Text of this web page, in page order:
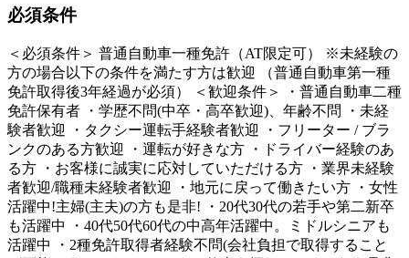
必須条件
＜必須条件＞ 普通自動車一種免許（AT限定可） ※未経験の
方の場合以下の条件を満たす方は歓迎 （普通自動車第一種
免許取得後3年経過が必須） ＜歓迎条件＞ ・普通自動車二種
免許保有者 ・学歴不問(中卒・高卒歓迎)、年齢不問 ・未経
験者歓迎 ・タクシー運転手経験者歓迎 ・フリーター / ブラ
ンクのある方歓迎 ・運転が好きな方 ・ドライバー経験のあ
る方 ・お客様に誠実に応対していただける方 ・業界未経験
者歓迎/職種未経験者歓迎 ・地元に戻って働きたい方 ・女性
活躍中!主婦(主夫)の方も是非! ・20代30代の若手や第二新卒
も活躍中 ・40代50代60代の中高年活躍中。ミドルシニアも
活躍中 ・2種免許取得者経験不問(会社負担で取得すること